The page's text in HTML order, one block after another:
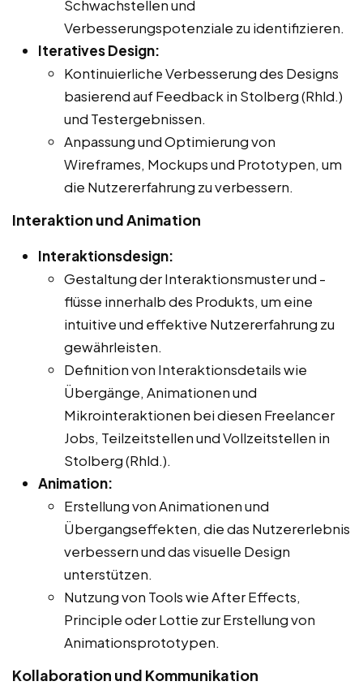
Schwachstellen und
Verbesserungspotenziale zu identifizieren.
Iteratives Design:
Kontinuierliche Verbesserung des Designs
basierend auf Feedback in Stolberg (Rhld.)
und Testergebnissen.
Anpassung und Optimierung von
Wireframes, Mockups und Prototypen, um
die Nutzererfahrung zu verbessern.
Interaktion und Animation
Interaktionsdesign:
Gestaltung der Interaktionsmuster und -
flüsse innerhalb des Produkts, um eine
intuitive und effektive Nutzererfahrung zu
gewährleisten.
Definition von Interaktionsdetails wie
Übergänge, Animationen und
Mikrointeraktionen bei diesen Freelancer
Jobs, Teilzeitstellen und Vollzeitstellen in
Stolberg (Rhld.).
Animation:
Erstellung von Animationen und
Übergangseffekten, die das Nutzererlebnis
verbessern und das visuelle Design
unterstützen.
Nutzung von Tools wie After Effects,
Principle oder Lottie zur Erstellung von
Animationsprototypen.
Kollaboration und Kommunikation